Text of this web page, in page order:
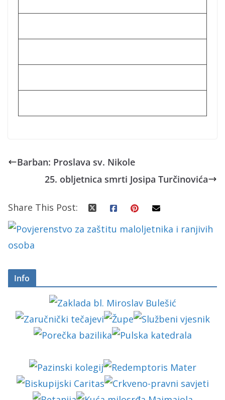
Barban: Proslava sv. Nikole
25. obljetnica smrti Josipa Turčinovića
Share This Post:
Info